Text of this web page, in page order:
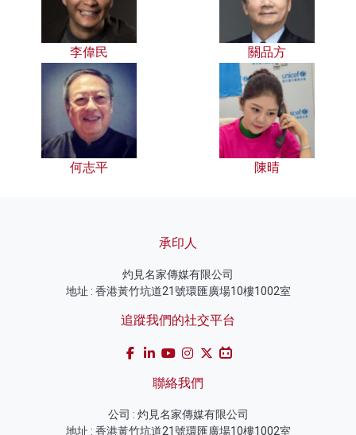
李偉民 關品方
何志平 陳晴
承印人
灼見名家傳媒有限公司
地址 : 香港黃竹坑道21號環匯廣場10樓1002室
追蹤我們的社交平台
聯絡我們
公司 : 灼見名家傳媒有限公司
地址 : 香港黃竹坑道21號環匯廣場10樓1002室